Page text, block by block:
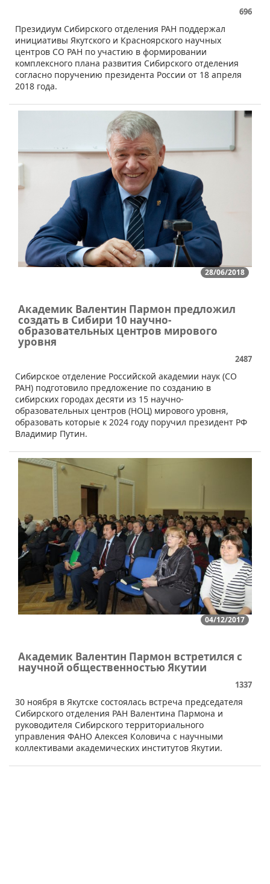
696
Президиум Сибирского отделения РАН поддержал
инициативы Якутского и Красноярского научных
центров СО РАН по участию в формировании
комплексного плана развития Сибирского отделения
согласно поручению президента России от 18 апреля
2018 года.
28/06/2018
Академик Валентин Пармон предложил
создать в Сибири 10 научно-
образовательных центров мирового
уровня
2487
Сибирское отделение Российской академии наук (СО
РАН) подготовило предложение по созданию в
сибирских городах десяти из 15 научно-
образовательных центров (НОЦ) мирового уровня,
образовать которые к 2024 году поручил президент РФ
Владимир Путин.
04/12/2017
Академик Валентин Пармон встретился с
научной общественностью Якутии
1337
​30 ноября в Якутске состоялась встреча председателя
Сибирского отделения РАН Валентина Пармона и
руководителя Сибирского территориального
управления ФАНО Алексея Коловича с научными
коллективами академических институтов Якутии.